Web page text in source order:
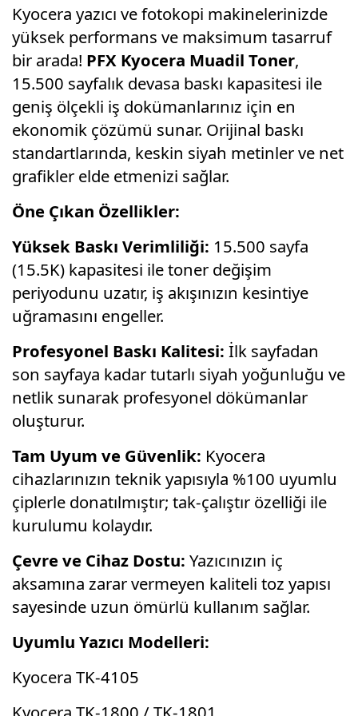
Kyocera yazıcı ve fotokopi makinelerinizde
yüksek performans ve maksimum tasarruf
bir arada! PFX Kyocera Muadil Toner,
15.500 sayfalık devasa baskı kapasitesi ile
geniş ölçekli iş dokümanlarınız için en
ekonomik çözümü sunar. Orijinal baskı
standartlarında, keskin siyah metinler ve net
grafikler elde etmenizi sağlar.
Öne Çıkan Özellikler:
Yüksek Baskı Verimliliği: 15.500 sayfa
(15.5K) kapasitesi ile toner değişim
periyodunu uzatır, iş akışınızın kesintiye
uğramasını engeller.
Profesyonel Baskı Kalitesi: İlk sayfadan
son sayfaya kadar tutarlı siyah yoğunluğu ve
netlik sunarak profesyonel dökümanlar
oluşturur.
Tam Uyum ve Güvenlik: Kyocera
cihazlarınızın teknik yapısıyla %100 uyumlu
çiplerle donatılmıştır; tak-çalıştır özelliği ile
kurulumu kolaydır.
Çevre ve Cihaz Dostu: Yazıcınızın iç
aksamına zarar vermeyen kaliteli toz yapısı
sayesinde uzun ömürlü kullanım sağlar.
Uyumlu Yazıcı Modelleri:
Kyocera TK-4105